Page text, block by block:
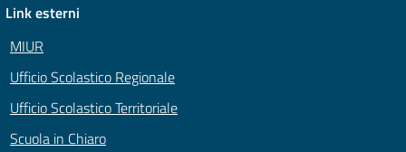
Link esterni
MIUR
Ufficio Scolastico Regionale
Ufficio Scolastico Territoriale
Scuola in Chiaro